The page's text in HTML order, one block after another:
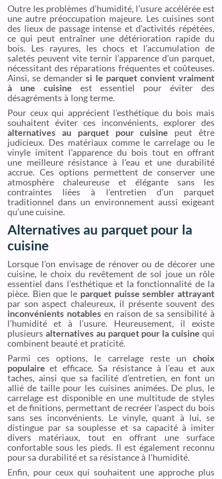
Outre les problèmes d’humidité, l’usure accélérée est
une autre préoccupation majeure. Les cuisines sont
des lieux de passage intense et d’activités répétées,
ce qui peut entraîner une détérioration rapide du
bois. Les rayures, les chocs et l’accumulation de
saletés peuvent vite ternir l’apparence d’un parquet,
nécessitant des réparations fréquentes et coûteuses.
Ainsi, se demandersi le parquet convient vraiment
à une cuisine est essentiel pour éviter des
désagréments à long terme.
Pour ceux qui apprécient l’esthétique du bois mais
souhaitent éviter ces inconvénients, explorer des
alternatives au parquet pour cuisine peut être
judicieux. Des matériaux comme le carrelage ou le
vinyle imitent l’apparence du bois tout en offrant
une meilleure résistance à l’eau et une durabilité
accrue. Ces options permettent de conserver une
atmosphère chaleureuse et élégante sans les
contraintes liées à l’entretien d’un parquet
traditionnel dans un environnement aussi exigeant
qu’une cuisine.
Alternatives au parquet pour la
cuisine
Lorsque l’on envisage de rénover ou de décorer une
cuisine, le choix du revêtement de sol joue un rôle
essentiel dans l’esthétique et la fonctionnalité de la
pièce. Bien que le parquet puisse sembler attrayant
par son aspect chaleureux, il présente souvent des
inconvénients notablesen raison de sa sensibilité à
l’humidité et à l’usure. Heureusement, il existe
plusieurs alternatives au parquet pour la cuisine qui
combinent beauté et praticité.
Parmi ces options, le carrelage reste un choix
populaire et efficace. Sa résistance à l’eau et aux
taches, ainsi que sa facilité d’entretien, en font un
allié de taille pour les cuisines animées. De plus, le
carrelage est disponible en une multitude de styles
et de finitions, permettant de recréer l’aspect du bois
sans ses inconvénients. Le vinyle, quant à lui, se
distingue par sa souplesse et sa capacité à imiter
divers matériaux, tout en offrant une surface
confortable sous les pieds. Il est également reconnu
pour sa durabilité et sa résistance à l’humidité.
Enfin, pour ceux qui souhaitent une approche plus